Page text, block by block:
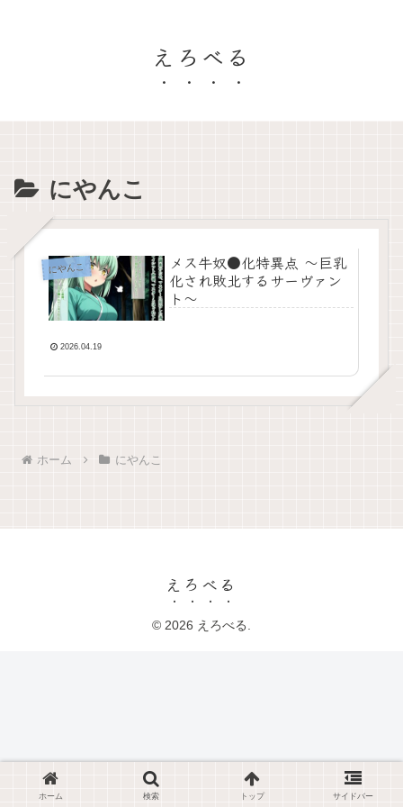
えろべる
にやんこ
にやんこ
メス牛奴●化特異点 〜巨乳
化され敗北するサーヴァン
ト〜
2026.04.19
ホーム にやんこ
えろべる
© 2026 えろべる.
ホーム 検索 トップ サイドバー